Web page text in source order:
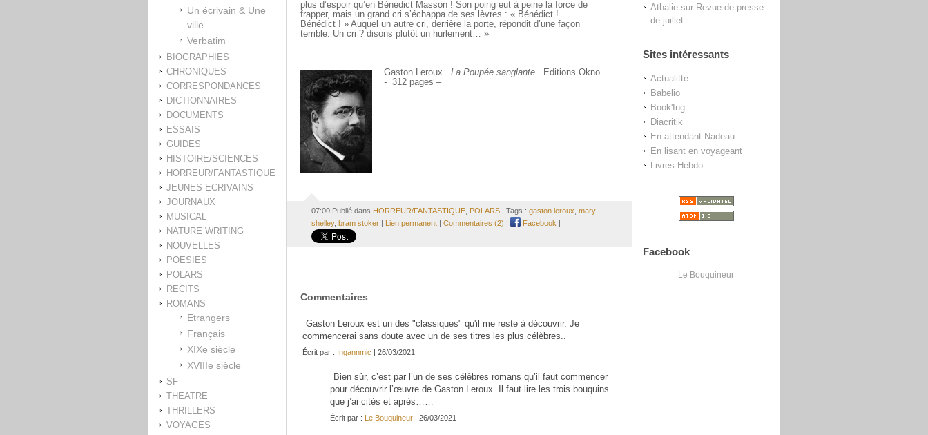
Un écrivain & Une
ville
Verbatim
BIOGRAPHIES
CHRONIQUES
CORRESPONDANCES
DICTIONNAIRES
DOCUMENTS
ESSAIS
GUIDES
HISTOIRE/SCIENCES
HORREUR/FANTASTIQUE
JEUNES ECRIVAINS
JOURNAUX
MUSICAL
NATURE WRITING
NOUVELLES
POESIES
POLARS
RECITS
ROMANS
Etrangers
Français
XIXe siècle
XVIIIe siècle
SF
THEATRE
THRILLERS
VOYAGES
Athaliesur Revue de presse
de juillet
Sites intéressants
Actualitté
Babelio
Book'Ing
Diacritik
En attendant Nadeau
En lisant en voyageant
Livres Hebdo
Facebook
Le Bouquineur
plus d’espoir qu’en Bénédict Masson ! Son poing eut à peine la force de
frapper, mais un grand cri s’échappa de ses lèvres : « Bénédict !
Bénédict ! » Auquel un autre cri, derrière la porte, répondit d’une façon
terrible. Un cri ? disons plutôt un hurlement… »
Gaston LerouxLa Poupée sanglante
Editions Okno
- 312 pages –
07:00 Publié dans HORREUR/FANTASTIQUE, POLARS| Tags : gaston leroux mary
shelley, bram stoker| Lien permanent| Commentaires (2) Facebook
Commentaires
Gaston Leroux est un des "classiques" qu'il me reste à découvrir. Je
commencerai sans doute avec un de ses titres les plus célèbres..
Écrit par : Ingannmic | 26/03/2021
Bien sûr, c’est par l’un de ses célèbres romans qu’il faut commencer
pour découvrir l’œuvre de Gaston Leroux. Il faut lire les trois bouquins
que j’ai cités et après……
Écrit par : Le Bouquineur| 26/03/2021